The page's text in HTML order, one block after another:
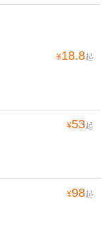
¥18.8起
¥53起
¥98起